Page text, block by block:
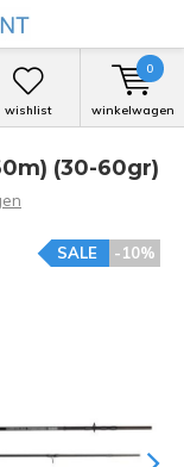
wishlist winkelwagen
0
(30-60gr)
-10%
SALE